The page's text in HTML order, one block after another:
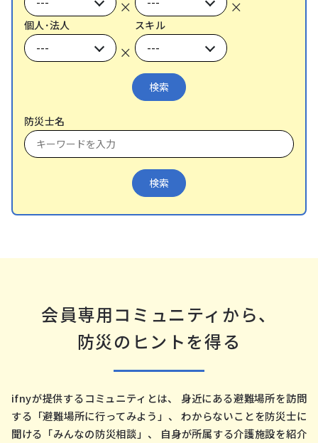
× ×
個⼈･法⼈
×
スキル
防災士名
会員専⽤コミュニティから、
防災のヒントを得る
ifnyが提供するコミュニティとは、 ⾝近にある避難場所を訪問
する「避難場所に⾏ってみよう」、
わからないことを防災⼠に
聞ける「みんなの防災相談」、
⾃⾝が所属する介護施設を紹介